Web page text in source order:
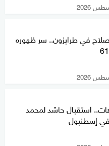
في طرابزون.. سر ظهوره
استقبال حاشد لمحمد
إسطنبول